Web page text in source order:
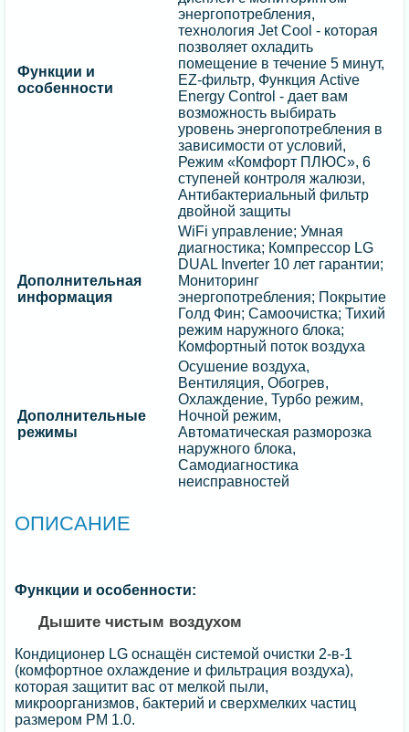
Функции и
особенности
энергопотребления,
технология Jet Cool - которая
позволяет охладить
помещение в течение 5 минут,
EZ-фильтр, Функция Active
Energy Control - дает вам
возможность выбирать
уровень энергопотребления в
зависимости от условий,
Режим «Комфорт ПЛЮС», 6
ступеней контроля жалюзи,
Антибактериальный фильтр
двойной защиты
Дополнительная
информация
WiFi управление; Умная
диагностика; Компрессор LG
DUAL Inverter 10 лет гарантии;
Мониторинг
энергопотребления; Покрытие
Голд Фин; Самоочистка; Тихий
режим наружного блока;
Комфортный поток воздуха
Дополнительные
режимы
Осушение воздуха,
Вентиляция, Обогрев,
Охлаждение, Турбо режим,
Ночной режим,
Автоматическая разморозка
наружного блока,
Самодиагностика
неисправностей
ОПИСАНИЕ
Функции и особенности:
Дышите чистым воздухом
Кондиционер LG оснащён системой очистки 2-в-1
(комфортное охлаждение и фильтрация воздуха),
которая защитит вас от мелкой пыли,
микроорганизмов, бактерий и сверхмелких частиц
размером PM 1.0.